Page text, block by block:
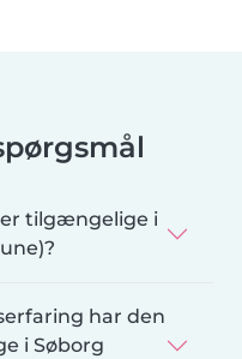
tilgængelige i
har den
i Søborg